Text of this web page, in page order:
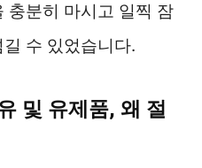
충분히 마시고 일찍 잠
수 있었습니다.
및 유제품, 왜 절